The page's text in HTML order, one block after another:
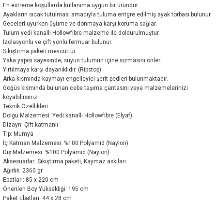
En extreme koşullarda kullanıma uygun bir üründür.
Ayakların sıcak tutulması amacıyla tuluma entgre edilmiş ayak torbası bulunur.
Geceleri uyurken üşüme ve donmaya karşı koruma sağlar.
Tulum yedi kanallı Hollowfibre malzeme ile doldurulmuştur.
İzolasyonlu ve çift yönlü fermuar bulunur.
Sıkıştırma paketi mevcuttur.
Yaka yapısı sayesinde; suyun tulumun içine sızmasını önler.
Yırtılmaya karşı dayanıklıdır. (Ripstop)
Arka kısmında kaymayı engelleyici şerit pedleri bulunmaktadır.
Göğüs kısmında bulunan cebe taşıma çantasını veya malzemelerinizi
koyabilirsiniz.
Teknik Özellikleri:
Dolgu Malzemesi: Yedi kanallı Hollowfibre (Elyaf)
Dizayn: Çift katmanlı
Tip: Mumya
İç Katman Malzemesi: %100 Polyamid (Naylon)
Dış Malzemesi: %100 Polyamid (Naylon)
Aksesuarlar: Sıkıştırma paketi, Kaymaz askıları
Ağırlık: 2360 gr
Ebatları: 85 x 220 cm
Önerilen Boy Yüksekliği: 195 cm
Paket Ebatları: 44 x 28 cm